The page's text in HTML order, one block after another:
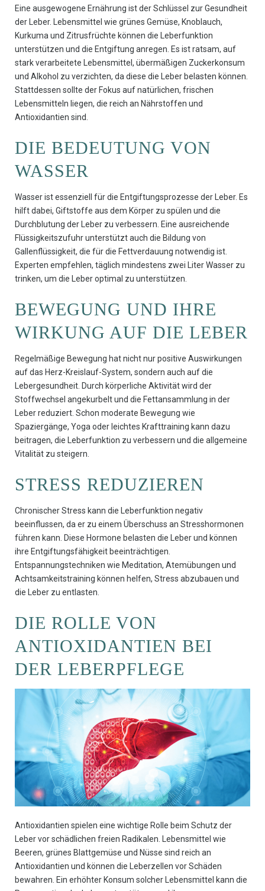
Eine ausgewogene Ernährung ist der Schlüssel zur Gesundheit
der Leber. Lebensmittel wie grünes Gemüse, Knoblauch,
Kurkuma und Zitrusfrüchte können die Leberfunktion
unterstützen und die Entgiftung anregen. Es ist ratsam, auf
stark verarbeitete Lebensmittel, übermäßigen Zuckerkonsum
und Alkohol zu verzichten, da diese die Leber belasten können.
Stattdessen sollte der Fokus auf natürlichen, frischen
Lebensmitteln liegen, die reich an Nährstoffen und
Antioxidantien sind.
DIE BEDEUTUNG VON
WASSER
Wasser ist essenziell für die Entgiftungsprozesse der Leber. Es
hilft dabei, Giftstoffe aus dem Körper zu spülen und die
Durchblutung der Leber zu verbessern. Eine ausreichende
Flüssigkeitszufuhr unterstützt auch die Bildung von
Gallenflüssigkeit, die für die Fettverdauung notwendig ist.
Experten empfehlen, täglich mindestens zwei Liter Wasser zu
trinken, um die Leber optimal zu unterstützen.
BEWEGUNG UND IHRE
WIRKUNG AUF DIE LEBER
Regelmäßige Bewegung hat nicht nur positive Auswirkungen
auf das Herz-Kreislauf-System, sondern auch auf die
Lebergesundheit. Durch körperliche Aktivität wird der
Stoffwechsel angekurbelt und die Fettansammlung in der
Leber reduziert. Schon moderate Bewegung wie
Spaziergänge, Yoga oder leichtes Krafttraining kann dazu
beitragen, die Leberfunktion zu verbessern und die allgemeine
Vitalität zu steigern.
STRESS REDUZIEREN
Chronischer Stress kann die Leberfunktion negativ
beeinflussen, da er zu einem Überschuss an Stresshormonen
führen kann. Diese Hormone belasten die Leber und können
ihre Entgiftungsfähigkeit beeinträchtigen.
Entspannungstechniken wie Meditation, Atemübungen und
Achtsamkeitstraining können helfen, Stress abzubauen und
die Leber zu entlasten.
DIE ROLLE VON
ANTIOXIDANTIEN BEI
DER LEBERPFLEGE
Antioxidantien spielen eine wichtige Rolle beim Schutz der
Leber vor schädlichen freien Radikalen. Lebensmittel wie
Beeren, grünes Blattgemüse und Nüsse sind reich an
Antioxidantien und können die Leberzellen vor Schäden
bewahren. Ein erhöhter Konsum solcher Lebensmittel kann die